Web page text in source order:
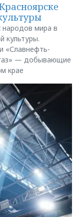
мира в
культуры.
«Славнефть-
— добывающие
крае